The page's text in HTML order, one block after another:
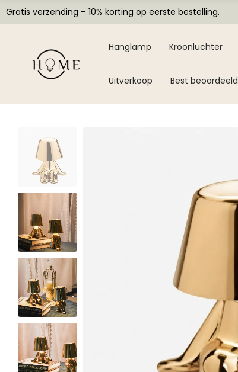
Gratis verzending – 10% korting op eerste bestelling.
Hanglamp Kroonluchter
Uitverkoop Best beoordeeld